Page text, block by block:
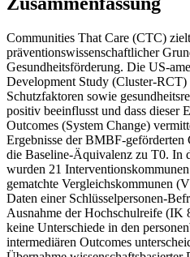
Communities That Care (CTC)
präventionswissenschaftlicher
Gesundheitsförderung. Die US-
Development Study (Cluster-
Schutzfaktoren sowie
positiv beeinflusst und dass dieser
Outcomes (System Change)
Ergebnisse der BMBF-
die Baseline-Äquivalenz zu T0. In
wurden 21
gematchte Vergleichskommunen
Daten einer Schlüsselpersonen-
Ausnahme der Hochschulreife (IK
keine Unterschiede in den
intermediären Outcomes